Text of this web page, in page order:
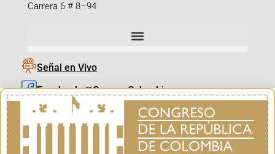
Carrera 6 # 8–94
Señal en Vivo
Facebook_@CamaraColombia
Instagram_@CamaraColombia
X_@CamaraColombia